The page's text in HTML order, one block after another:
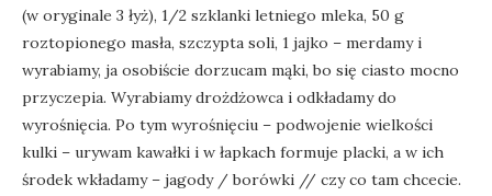
(w oryginale 3 łyż), 1/2 szklanki letniego mleka, 50 g
roztopionego masła, szczypta soli, 1 jajko – merdamy i
wyrabiamy, ja osobiście dorzucam mąki, bo się ciasto mocno
przyczepia. Wyrabiamy drożdżowca i odkładamy do
wyrośnięcia. Po tym wyrośnięciu – podwojenie wielkości
kulki – urywam kawałki i w łapkach formuje placki, a w ich
środek wkładamy – jagody / borówki // czy co tam chcecie.